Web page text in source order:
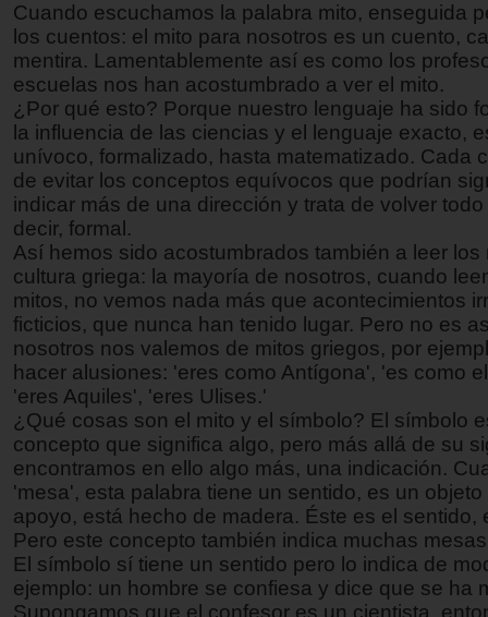
Cuando escuchamos la palabra mito, enseguida
los cuentos: el mito para nosotros es un cuento,
mentira. Lamentablemente así es como los
escuelas nos han acostumbrado a ver el mito.
¿Por qué esto? Porque nuestro lenguaje ha sido
la influencia de las ciencias y el lenguaje exacto,
unívoco, formalizado, hasta matematizado. Cada
de evitar los conceptos equívocos que podrían
indicar más de una dirección y trata de volver
decir, formal.
Así hemos sido acostumbrados también a leer los
cultura griega: la mayoría de nosotros, cuando
mitos, no vemos nada más que acontecimientos
ficticios, que nunca han tenido lugar. Pero no es
nosotros nos valemos de mitos griegos, por
hacer alusiones: 'eres como Antígona', 'es como
'eres Aquiles', 'eres Ulises.'
¿Qué cosas son el mito y el símbolo? El símbolo
concepto que significa algo, pero más allá de su
encontramos en ello algo más, una indicación.
'mesa', esta palabra tiene un sentido, es un
apoyo, está hecho de madera. Éste es el sentido,
Pero este concepto también indica muchas
El símbolo sí tiene un sentido pero lo indica de
ejemplo: un hombre se confiesa y dice que se ha
Supongamos que el confesor es un cientista,